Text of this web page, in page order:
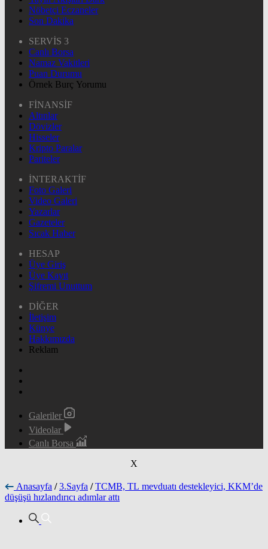
Nöbetçi Eczaneler
Son Dakika
SERVİS 3
Canlı Borsa
Namaz Vakitleri
Puan Durumu
Örnek Burç Yorumu
FİNANSİF
Altınlar
Dövizler
Hisseler
Kripto Paralar
Pariteler
İNTERAKTİF
Foto Galeri
Video Galeri
Yazarlar
Gazeteler
Sıcak Haber
HESAP
Üye Giriş
Üye Kayıt
Şifremi Unuttum
DİĞER
İletişim
Künye
Hakkımızda
Reklam
Galeriler
Videolar
Canlı Borsa
X
Anasayfa / 3.Sayfa / TCMB, TL mevduatı destekleyici, KKM’de
düşüşü hızlandırıcı adımlar attı